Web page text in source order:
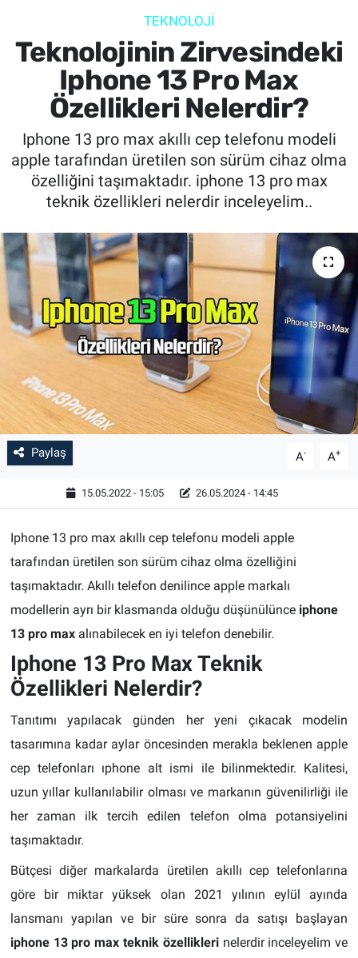
TEKNOLOJİ
Teknolojinin Zirvesindeki
Iphone 13 Pro Max
Özellikleri Nelerdir?
Iphone 13 pro max akıllı cep telefonu modeli
apple tarafından üretilen son sürüm cihaz olma
özelliğini taşımaktadır. iphone 13 pro max
teknik özellikleri nelerdir inceleyelim..
Paylaş A- A+
15.05.2022 - 15:05 26.05.2024 - 14:45
Iphone 13 pro max akıllı cep telefonu modeli apple
tarafından üretilen son sürüm cihaz olma özelliğini
taşımaktadır. Akıllı telefon denilince apple markalı
modellerin ayrı bir klasmanda olduğu düşünülünce iphone
13 pro maxalınabilecek en iyi telefon denebilir.
Iphone 13 Pro Max Teknik
Özellikleri Nelerdir?
Tanıtımı yapılacak günden her yeni çıkacak modelin
tasarımına kadar aylar öncesinden merakla beklenen apple
cep telefonları ıphone alt ismi ile bilinmektedir. Kalitesi,
uzun yıllar kullanılabilir olması ve markanın güvenilirliği ile
her zaman ilk tercih edilen telefon olma potansiyelini
taşımaktadır.
Bütçesi diğer markalarda üretilen akıllı cep telefonlarına
göre bir miktar yüksek olan 2021 yılının eylül ayında
lansmanı yapılan ve bir süre sonra da satışı başlayan
iphone 13 pro max teknik özelliklerinelerdir inceleyelim ve
SPOR
SAĞLIK